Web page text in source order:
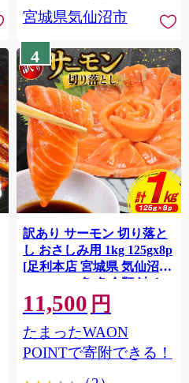
宮城県気仙沼市
4
訳あり サーモン 切り落と
し おさしみ用 1kg 125gx8p
[足利本店 宮城県 気仙沼市
20564313] 魚 魚介類 鮭 お
刺し身 刺し身 刺身 生 生食
個包装 チリ銀鮭 銀鮭 海鮮
海鮮丼 魚介
11,500 円
たまったWAON
POINTで寄附できる！